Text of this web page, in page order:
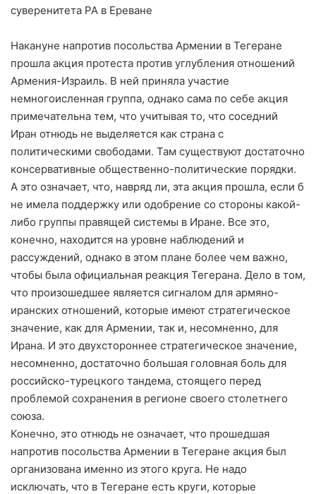
суверенитета РА в Ереване
Накануне напротив посольства Армении в Тегеране
прошла акция протеста против углубления отношений
Армения-Израиль. В ней приняла участие
немногоисленная группа, однако сама по себе акция
примечательна тем, что учитывая то, что соседний
Иран отнюдь не выделяется как страна с
политическими свободами. Там существуют достаточно
консервативные общественно-политические порядки.
А это означает, что, навряд ли, эта акция прошла, если б
не имела поддержку или одобрение со стороны какой-
либо группы правящей системы в Иране. Все это,
конечно, находится на уровне наблюдений и
рассуждений, однако в этом плане более чем важно,
чтобы была официальная реакция Тегерана. Дело в том,
что произошедшее является сигналом для армяно-
иранских отношений, которые имеют стратегическое
значение, как для Армении, так и, несомненно, для
Ирана. И это двухстороннее стратегическое значение,
несомненно, достаточно большая головная боль для
российско-турецкого тандема, стоящего перед
проблемой сохранения в регионе своего столетнего
союза.
Конечно, это отнюдь не означает, что прошедшая
напротив посольства Армении в Тегеране акция был
организована именно из этого круга. Не надо
исключать, что в Тегеране есть круги, которые